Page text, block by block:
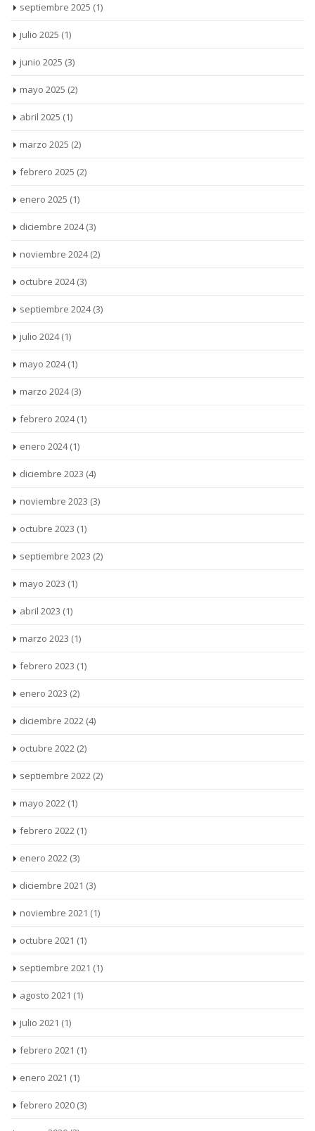
septiembre 2025 (1)
julio 2025 (1)
junio 2025 (3)
mayo 2025 (2)
abril 2025 (1)
marzo 2025 (2)
febrero 2025 (2)
enero 2025 (1)
diciembre 2024(3)
noviembre 2024(2)
octubre 2024(3)
septiembre 2024(3)
julio 2024(1)
mayo 2024(1)
marzo 2024(3)
febrero 2024(1)
enero 2024(1)
diciembre 2023 (4)
noviembre 2023 (3)
octubre 2023 (1)
septiembre 2023 (2)
mayo 2023 (1)
abril 2023 (1)
marzo 2023 (1)
febrero 2023 (1)
enero 2023 (2)
diciembre 2022 (4)
octubre 2022 (2)
septiembre 2022 (2)
mayo 2022 (1)
febrero 2022 (1)
enero 2022 (3)
diciembre 2021 (3)
noviembre 2021 (1)
octubre 2021 (1)
septiembre 2021 (1)
agosto 2021 (1)
julio 2021 (1)
febrero 2021 (1)
enero 2021 (1)
febrero 2020 (3)